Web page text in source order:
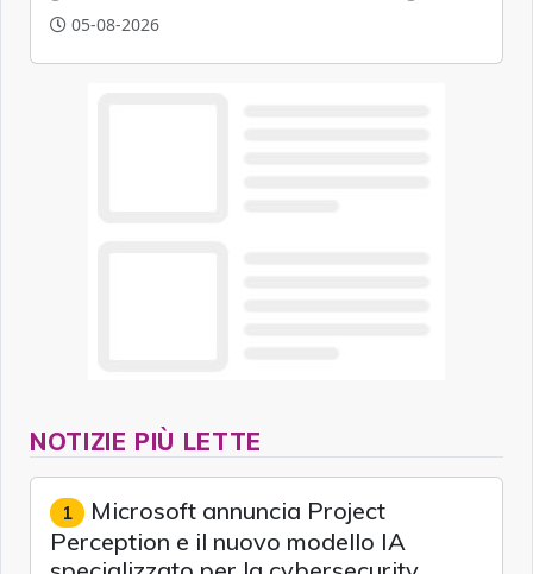
artificiale.
05-08-2026
NOTIZIE PIÙ LETTE
1 Microsoft annuncia Project
Perception e il nuovo modello IA